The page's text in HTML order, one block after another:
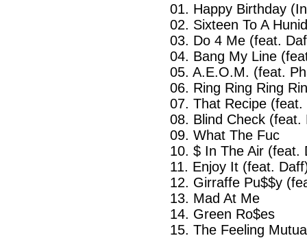
01. Happy Birthday
02. Sixteen To A
03. Do 4 Me (feat.
04. Bang My Line
05. A.E.O.M. (feat.
06. Ring Ring Ring
07. That Recipe
08. Blind Check (feat.
09. What The Fuc
10. $ In The Air (feat.
11. Enjoy It (feat.
12. Girraffe Pu$$y
13. Mad At Me
14. Green Ro$es
15. The Feeling